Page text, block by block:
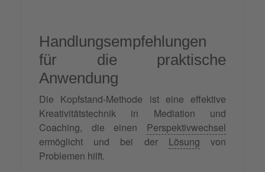
Handlungsempfehlungen
für die praktische
Anwendung
Die Kopfstand-Methode ist eine effektive
Kreativitätstechnik in Mediation und
Coaching, die einen Perspektivwechsel
ermöglicht und bei der Lösung von
Problemen hilft.